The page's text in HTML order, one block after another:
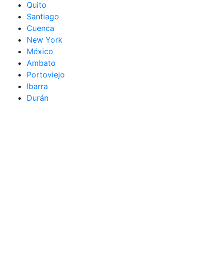
Quito
Santiago
Cuenca
New York
México
Ambato
Portoviejo
Ibarra
Durán